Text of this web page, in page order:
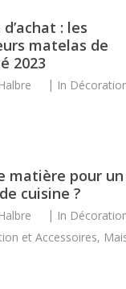
: les
matelas de
2023
In
matière pour un
cuisine ?
In
et Accessoires,